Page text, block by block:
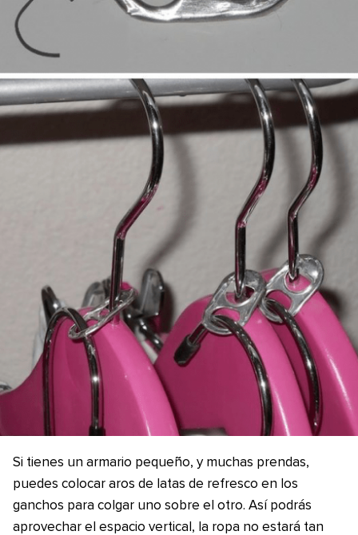
Si tienes un armario pequeño, y muchas prendas,
puedes colocar aros de latas de refresco en los
ganchos para colgar uno sobre el otro. Así podrás
aprovechar el espacio vertical, la ropa no estará tan